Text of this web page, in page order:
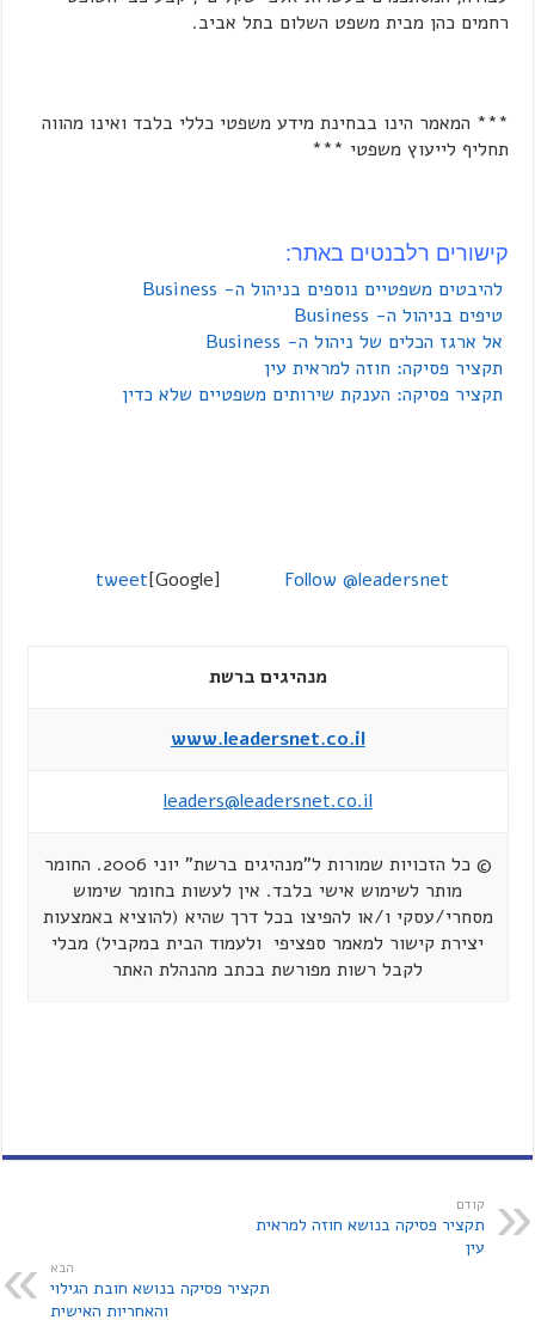
רחמים כהן מבית משפט השלום בתל אביב.
*** המאמר הינו בבחינת מידע משפטי כללי בלבד ואינו מהווה
תחליף לייעוץ משפטי ***
קישורים רלבנטים באתר:
להיבטים משפטיים נוספים בניהול ה- Business
טיפים בניהול ה- Business
אל ארגז הכלים של ניהול ה- Business
תקציר פסיקה: חוזה למראית עין
תקציר פסיקה: הענקת שירותים משפטיים שלא כדין
tweet[Google] Follow @leadersnet
מנהיגים ברשת
www.leadersnet.co.il
leaders@leadersnet.co.il
© כל הזכויות שמורות ל"מנהיגים ברשת" יוני 2006. החומר
מותר לשימוש אישי בלבד. אין לעשות בחומר שימוש
מסחרי/עסקי ו/או להפיצו בכל דרך שהיא (להוציא באמצעות
יצירת קישור למאמר ספציפי ולעמוד הבית במקביל) מבלי
לקבל רשות מפורשת בכתב מהנהלת האתר
קודם
תקציר פסיקה בנושא חוזה למראית
עין
הבא
תקציר פסיקה בנושא חובת הגילוי
והאחריות האישית